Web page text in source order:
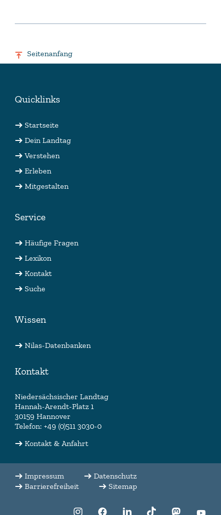
Seitenanfang
Quicklinks
Startseite
Dein Landtag
Verstehen
Erleben
Mitgestalten
Service
Häufige Fragen
Lexikon
Kontakt
Suche
Wissen
Nilas-Datenbanken
Kontakt
Niedersächsischer Landtag
Hannah-Arendt-Platz 1
30159 Hannover
Telefon: +49 (0)511 3030-0
Kontakt & Anfahrt
Impressum
Datenschutz
Barrierefreiheit
Sitemap
f:translate(key:f:translate(key:f:translate(key:f:translate(key: